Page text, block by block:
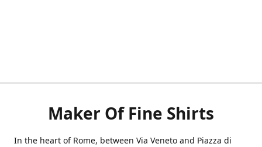
Maker Of Fine Shirts
In the heart of Rome, between Via Veneto and Piazza di